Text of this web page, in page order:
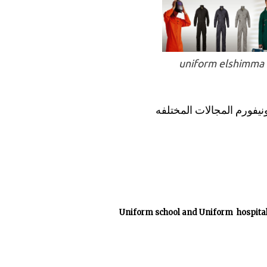
uniform elshimma
المجالات المختلفه